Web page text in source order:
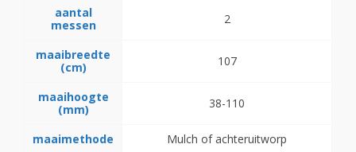
aantal
messen
2
maaibreedte
(cm)
107
maaihoogte
(mm)
38-110
maaimethode
Mulch of achteruitworp